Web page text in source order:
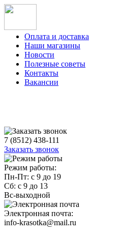
Оплата и доставка
Наши магазины
Новости
Полезные советы
Контакты
Вакансии
7 (8512) 438-111
Заказать звонок
Режим работы:
Пн-Пт: с 9 до 19
Сб: с 9 до 13
Вс-выходной
Электронная почта:
info-krasotka@mail.ru